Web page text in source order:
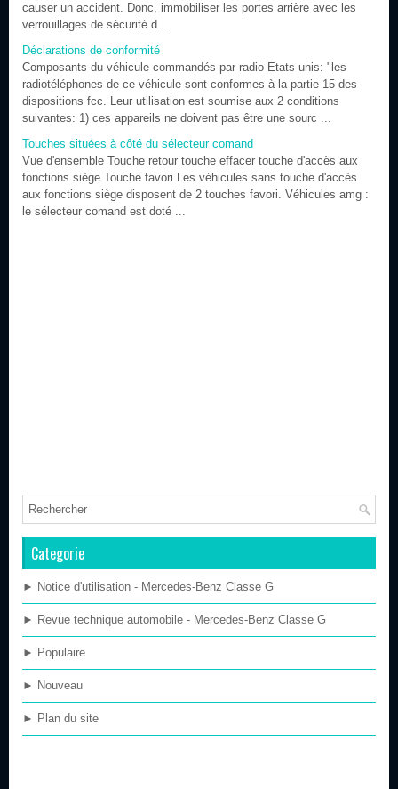
causer un accident. Donc, immobiliser les portes arrière avec les
verrouillages de sécurité d ...
Déclarations de conformité
Composants du véhicule commandés par radio Etats-unis: "les
radiotéléphones de ce véhicule sont conformes à la partie 15 des
dispositions fcc. Leur utilisation est soumise aux 2 conditions
suivantes: 1) ces appareils ne doivent pas être une sourc ...
Touches situées à côté du sélecteur comand
Vue d'ensemble Touche retour touche effacer touche d'accès aux
fonctions siège Touche favori Les véhicules sans touche d'accès
aux fonctions siège disposent de 2 touches favori. Véhicules amg :
le sélecteur comand est doté ...
Categorie
► Notice d'utilisation - Mercedes-Benz Classe G
► Revue technique automobile - Mercedes-Benz Classe G
► Populaire
► Nouveau
► Plan du site